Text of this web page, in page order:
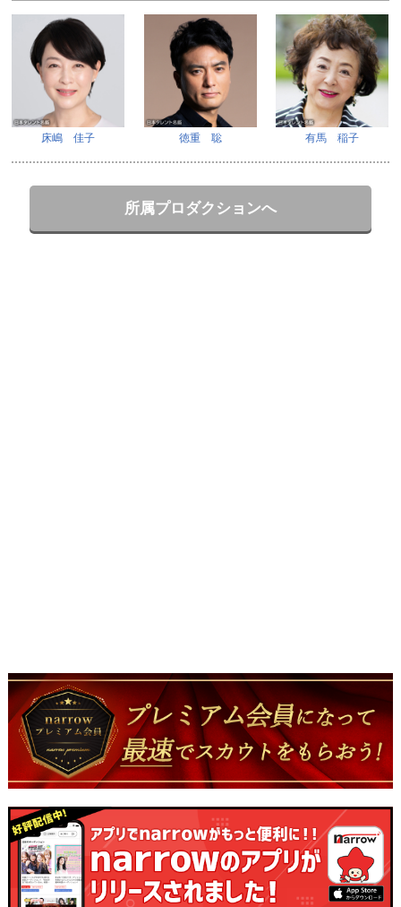
床嶋 佳子 徳重 聡 有馬 稲子
所属プロダクションへ